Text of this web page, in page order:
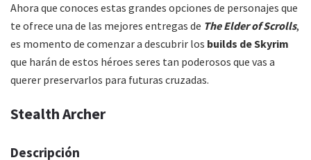
Ahora que conoces estas grandes opciones de personajes que
te ofrece una de las mejores entregas de The Elder of Scrolls,
es momento de comenzar a descubrir los builds de Skyrim
que harán de estos héroes seres tan poderosos que vas a
querer preservarlos para futuras cruzadas.
Stealth Archer
Descripción